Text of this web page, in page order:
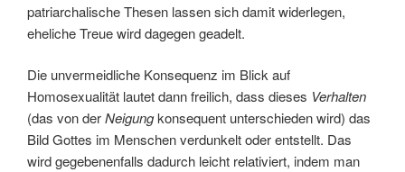
patriarchalische Thesen lassen sich damit widerlegen,
eheliche Treue wird dagegen geadelt.
Die unvermeidliche Konsequenz im Blick auf
Homosexualität lautet dann freilich, dass dieses Verhalten
(das von derNeigungkonsequent unterschieden wird) das
Bild Gottes im Menschen verdunkelt oder entstellt. Das
wird gegebenenfalls dadurch leicht relativiert, indem man